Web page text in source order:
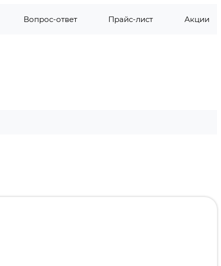
Вопрос-ответ Прайс-лист Акции